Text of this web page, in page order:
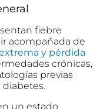
fiebre
acompañada de
y pérdida
crónicas,
previas
diabetes.
un estado